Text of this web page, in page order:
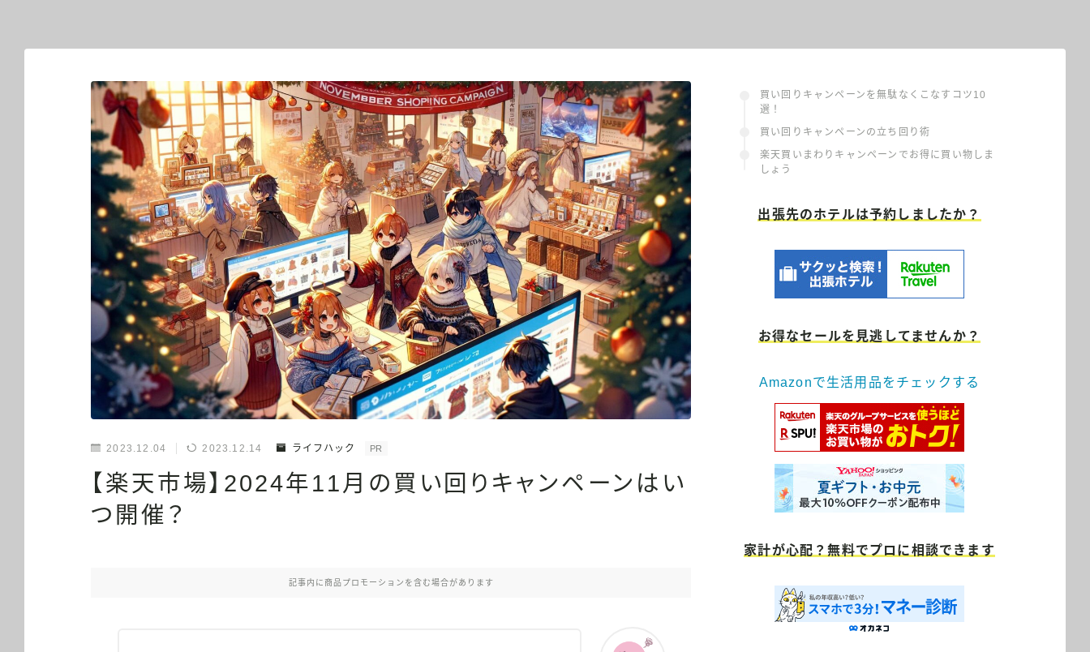
2023.12.04 2023.12.14 ライフハック PR
【楽天市場】2024年11月の買い回りキャンペーンはい
つ開催？
記事内に商品プロモーションを含む場合があります
買い回りキャンペーンを無駄なくこなすコツ10
選！
買い回りキャンペーンの立ち回り術
楽天買いまわりキャンペーンでお得に買い物しま
しょう
出張先のホテルは予約しましたか？
お得なセールを見逃してませんか？
Amazonで生活用品をチェックする
家計が心配？無料でプロに相談できます